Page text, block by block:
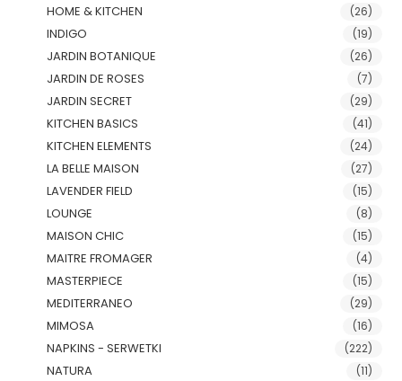
HOME & KITCHEN (26)
INDIGO (19)
JARDIN BOTANIQUE (26)
JARDIN DE ROSES (7)
JARDIN SECRET (29)
KITCHEN BASICS (41)
KITCHEN ELEMENTS (24)
LA BELLE MAISON (27)
LAVENDER FIELD (15)
LOUNGE (8)
MAISON CHIC (15)
MAITRE FROMAGER (4)
MASTERPIECE (15)
MEDITERRANEO (29)
MIMOSA (16)
NAPKINS - SERWETKI (222)
NATURA (11)